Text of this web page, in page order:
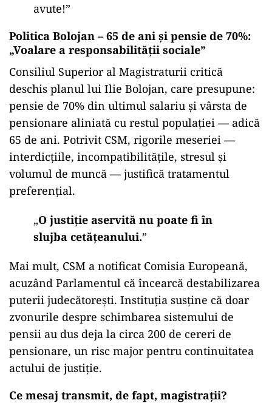
avute!”
Politica Bolojan – 65 de ani și pensie de 70%:
„Voalare a responsabilității sociale”
Consiliul Superior al Magistraturii critică
deschis planul lui Ilie Bolojan, care presupune:
pensie de 70% din ultimul salariu și vârsta de
pensionare aliniată cu restul populației — adică
65 de ani. Potrivit CSM, rigorile meseriei —
interdicțiile, incompatibilitățile, stresul și
volumul de muncă — justifică tratamentul
preferențial.
„O justiție aservită nu poate fi în
slujba cetățeanului.”
Mai mult, CSM a notificat Comisia Europeană,
acuzând Parlamentul că încearcă destabilizarea
puterii judecătorești. Instituția susține că doar
zvonurile despre schimbarea sistemului de
pensii au dus deja la circa 200 de cereri de
pensionare, un risc major pentru continuitatea
actului de justiție.
Ce mesaj transmit, de fapt, magistrații?